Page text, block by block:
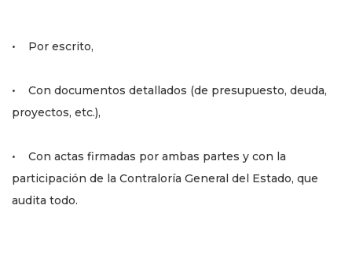
• Por escrito,
• Con documentos detallados (de presupuesto, deuda,
proyectos, etc.),
• Con actas firmadas por ambas partes y con la
participación de la Contraloría General del Estado, que
audita todo.